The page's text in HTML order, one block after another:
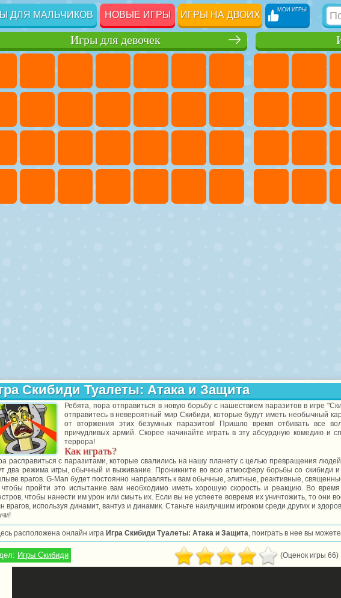
ДЛЯ МАЛЬЧИКОВ НОВЫЕ ИГРЫ ИГРЫ НА ДВОИХ МОИ ИГРЫ
Игры для девочек
Скибиди Туалеты: Атака и Защита
Ребята, пора отправиться в новую борьбу с нашествием паразитов в игре
отправитесь в невероятный мир Скибиди, которые будут иметь необычный
от вторжения этих безумных паразитов! Пришло время отбивать все
причудливых армий. Скорее начинайте играть в эту абсурдную комедию и
террора!
Как играть?
расправиться с паразитами, которые свалились на нашу планету с целью превращения
два режима игры, обычный и выживание. Проникните во всю атмосферу борьбы со скибиди
врагов. G-Man будет постоянно направлять к вам обычные, элитные, реактивные,
пройти это испытание вам необходимо иметь хорошую скорость и реакцию. Во
чтобы нанести им урон или смыть их. Если вы не успеете вовремя их уничтожить, то они
врагов, используя динамит, вантуз и динамик. Станьте наилучшим игроком среди других и
расположена онлайн игра Игра Скибиди Туалеты: Атака и Защита, поиграть в нее вы
Игры Скибиди (Оценок игры 66)